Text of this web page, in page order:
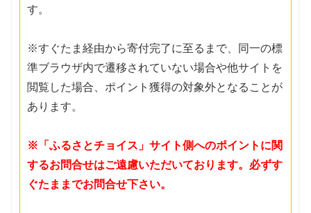
す。
※すぐたま経由から寄付完了に至るまで、同一の標
準ブラウザ内で遷移されていない場合や他サイトを
閲覧した場合、ポイント獲得の対象外となることが
あります。
※「ふるさとチョイス」サイト側へのポイントに関
するお問合せはご遠慮いただいております。必ずす
ぐたままでお問合せ下さい。